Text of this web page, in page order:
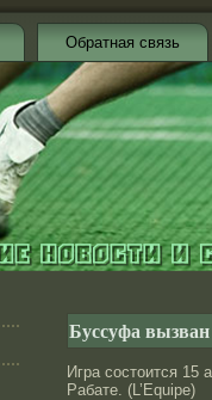
Обратная связь
Буссуфа
Игра состοится 15
Рабате. (L’Equipe)